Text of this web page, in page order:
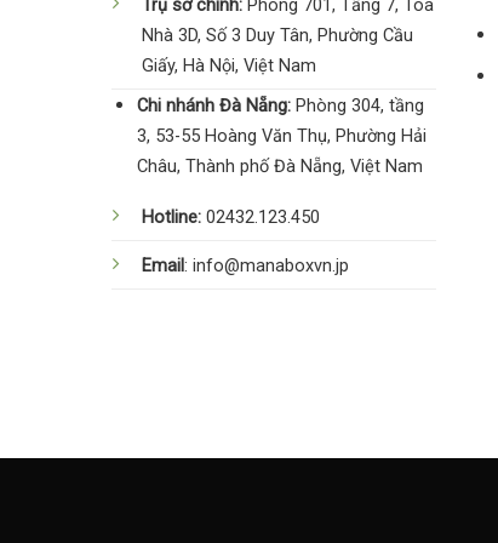
Trụ sở chính: Phòng 701, Tầng 7, Tòa
Nhà 3D, Số 3 Duy Tân, Phường Cầu
Giấy, Hà Nội, Việt Nam
Chi nhánh Đà Nẵng: Phòng 304, tầng
3, 53-55 Hoàng Văn Thụ, Phường Hải
Châu, Thành phố Đà Nẵng, Việt Nam
Hotline: 02432.123.450
Email: info@manaboxvn.jp